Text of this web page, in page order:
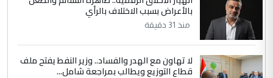
الموضوع :
الجواهري يرد على صدام حسين سل
مضجعيك يابن الزنا (نص كامل)
5 سردار
بالأعراض بسبب الاختلاف بالرأي
منذ 31 دقيقة
لا تهاون مع الهدر والفساد.. وزير النفط يفتح ملف
قطاع التوزيع ويطالب بمراجعة شامل...